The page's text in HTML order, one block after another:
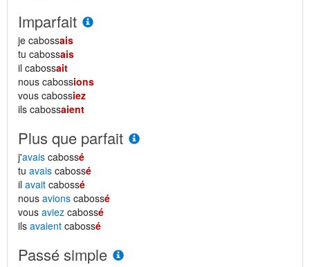
Imparfait
je cabossais
tu cabossais
il cabossait
nous cabossions
vous cabossiez
ils cabossaient
Plus que parfait
j'avais cabossé
tu avais cabossé
il avait cabossé
nous avions cabossé
vous aviez cabossé
ils avaient cabossé
Passé simple